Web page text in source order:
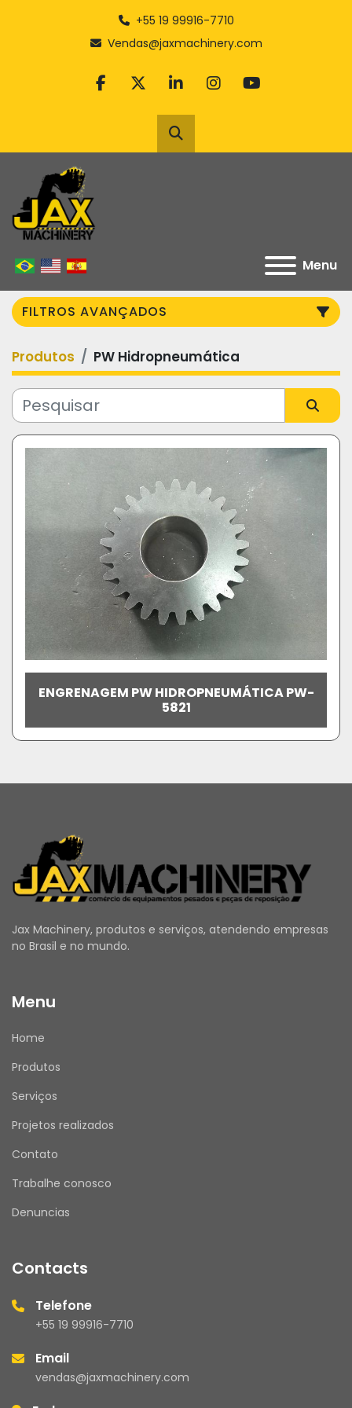
+55 19 99916-7710
Vendas@jaxmachinery.com
facebook
twitterlinkedininstagram
youtube
Pesquisar
Menu
FILTROS AVANÇADOS
Categoria
Fabricante
Produtos PW Hidropneumática
ENGRENAGEM PW HIDROPNEUMÁTICA PW-
5821
Jax Machinery, produtos e serviços, atendendo empresas
no Brasil e no mundo.
Menu
Home
Produtos
Serviços
Projetos realizados
Contato
Trabalhe conosco
Denuncias
Contacts
Telefone
+55 19 99916-7710
Email
vendas@jaxmachinery.com